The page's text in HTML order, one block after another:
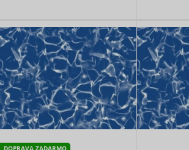
DOPRAVA ZADARMO